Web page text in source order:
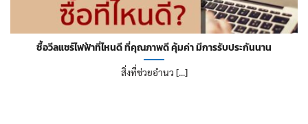
ซื้อวีลแชร์ไฟฟ้าที่ไหนดี ที่คุณภาพดี คุ้มค่า มีการรับประกันนาน
สิ่งที่ช่วยอำนว [...]